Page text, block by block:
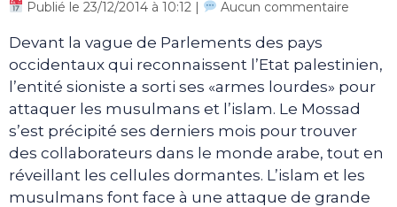
Publié le 23/12/2014 à 10:12 | Aucun commentaire
Devant la vague de Parlements des pays
occidentaux qui reconnaissent l’Etat palestinien,
l’entité sioniste a sorti ses «armes lourdes» pour
attaquer les musulmans et l’islam. Le Mossad
s’est précipité ses derniers mois pour trouver
des collaborateurs dans le monde arabe, tout en
réveillant les cellules dormantes. L’islam et les
musulmans font face à une attaque de grande